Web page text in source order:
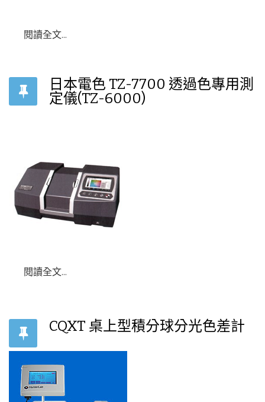
閱讀全文...
日本電色 TZ-7700 透過色專用測
定儀(TZ-6000)
閱讀全文...
CQXT 桌上型積分球分光色差計